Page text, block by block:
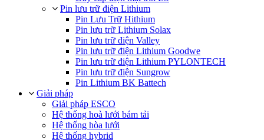
Pin lưu trữ điện Lithium
Pin Lưu Trữ Hithium
Pin lưu trữ Lithium Solax
Pin lưu trữ điện Valley
Pin lưu trữ điện Lithium Goodwe
Pin lưu trữ điện Lithium PYLONTECH
Pin lưu trữ điện Sungrow
Pin Lithium BK Battech
Giải pháp
Giải pháp ESCO
Hệ thống hoà lưới bám tải
Hệ thống hòa lưới
Hệ thống hybrid